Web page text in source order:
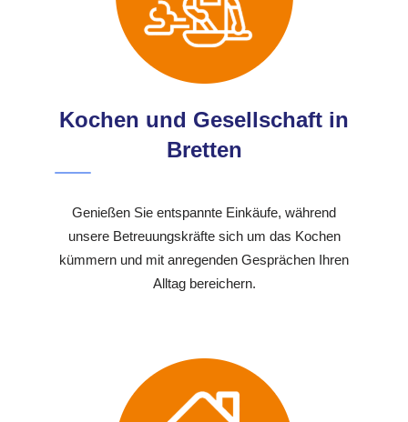
Kochen und Gesellschaft in
Bretten
Genießen Sie entspannte Einkäufe, während
unsere Betreuungskräfte sich um das Kochen
kümmern und mit anregenden Gesprächen Ihren
Alltag bereichern.